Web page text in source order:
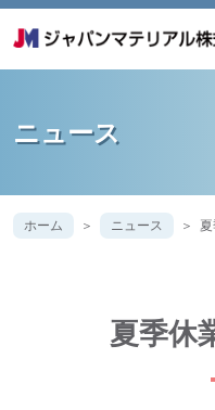
ニュース
ホーム ニュース
夏季休